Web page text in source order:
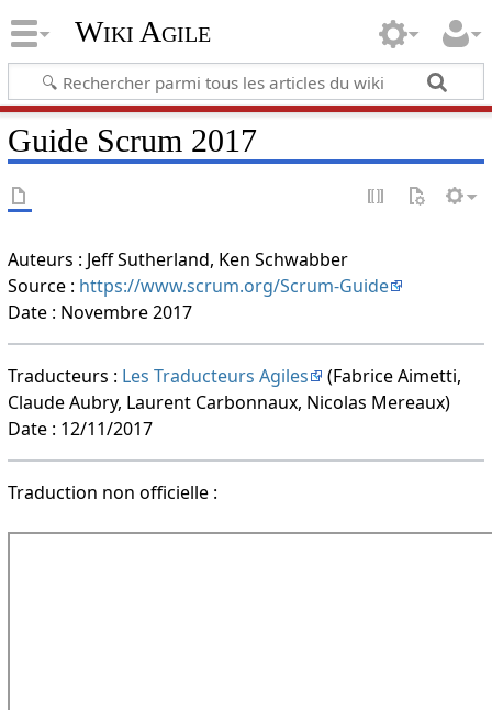
Wiki Agile
Guide Scrum 2017
Auteurs : Jeff Sutherland, Ken Schwabber
Source : https://www.scrum.org/Scrum-Guide
Date : Novembre 2017
Traducteurs : Les Traducteurs Agiles
(Fabrice Aimetti,
Claude Aubry, Laurent Carbonnaux, Nicolas Mereaux)
Date : 12/11/2017
Traduction non officielle :